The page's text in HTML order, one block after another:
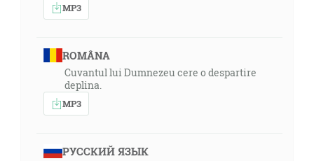
MP3
ROMÂNA
Cuvantul lui Dumnezeu cere o despartire
deplina.
MP3
РУССКИЙ ЯЗЫК